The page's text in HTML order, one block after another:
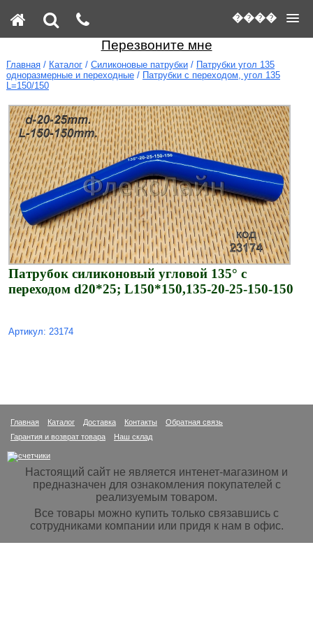
����
Перезвоните мне
Главная/ Каталог/ Силиконовые патрубки/ Патрубки угол 135
одноразмерные и переходные/ Патрубки с переходом, угол 135
L=150/150
Патрубок силиконовый угловой 135° с
переходом d20*25; L150*150,135-20-25-150-150
Артикул: 23174
Главная Каталог Доставка Контакты
Обратная связь
Гарантия и возврат товара
Наш склад
Настоящий сайт не является интенет-магазином и
предназначен для ознакомления покупателей с
реализуемым товаром.
Все товары можно купить только связавшись с
сотрудниками компании или придя к нам в офис.